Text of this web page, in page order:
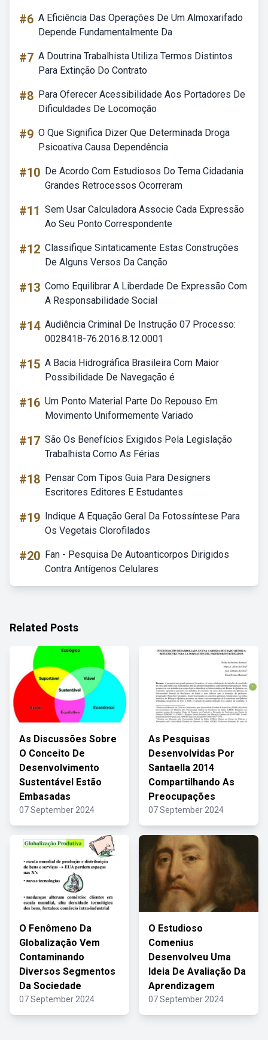
#6 A Eficiência Das Operações De Um Almoxarifado
Depende Fundamentalmente Da
#7 A Doutrina Trabalhista Utiliza Termos Distintos
Para Extinção Do Contrato
#8 Para Oferecer Acessibilidade Aos Portadores De
Dificuldades De Locomoção
#9 O Que Significa Dizer Que Determinada Droga
Psicoativa Causa Dependência
#10 De Acordo Com Estudiosos Do Tema Cidadania
Grandes Retrocessos Ocorreram
#11 Sem Usar Calculadora Associe Cada Expressão
Ao Seu Ponto Correspondente
#12 Classifique Sintaticamente Estas Construções
De Alguns Versos Da Canção
#13 Como Equilibrar A Liberdade De Expressão Com
A Responsabilidade Social
#14 Audiência Criminal De Instrução 07 Processo:
0028418-76.2016.8.12.0001
#15 A Bacia Hidrográfica Brasileira Com Maior
Possibilidade De Navegação é
#16 Um Ponto Material Parte Do Repouso Em
Movimento Uniformemente Variado
#17 São Os Benefícios Exigidos Pela Legislação
Trabalhista Como As Férias
#18 Pensar Com Tipos Guia Para Designers
Escritores Editores E Estudantes
#19 Indique A Equação Geral Da Fotossíntese Para
Os Vegetais Clorofilados
#20 Fan - Pesquisa De Autoanticorpos Dirigidos
Contra Antígenos Celulares
Related Posts
As Discussões Sobre
O Conceito De
Desenvolvimento
Sustentável Estão
Embasadas
07 September 2024
As Pesquisas
Desenvolvidas Por
Santaella 2014
Compartilhando As
Preocupações
07 September 2024
O Fenômeno Da
Globalização Vem
Contaminando
Diversos Segmentos
Da Sociedade
07 September 2024
O Estudioso
Comenius
Desenvolveu Uma
Ideia De Avaliação Da
Aprendizagem
07 September 2024